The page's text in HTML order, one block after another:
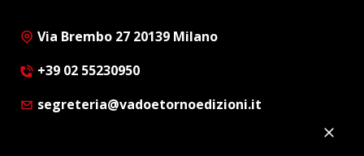
Via Brembo 27 20139 Milano
+39 02 55230950
segreteria@vadoetornoedizioni.it